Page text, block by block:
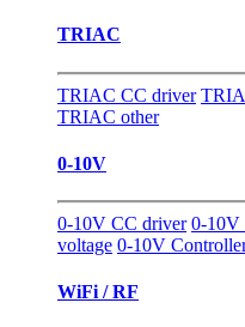
TRIAC
TRIAC CC driver
TRIAC other
0-10V
0-10V CC driver 0-10V
voltage 0-10V
WiFi / RF